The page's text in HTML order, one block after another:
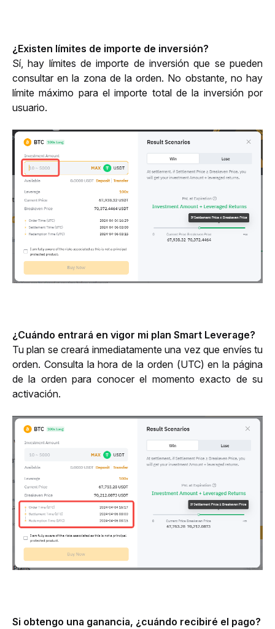
¿Existen límites de importe de inversión?
Sí, hay límites de importe de inversión que se pueden
consultar en la zona de la orden. No obstante, no hay
límite máximo para el importe total de la inversión por
usuario.
¿Cuándo entrará en vigor mi plan Smart Leverage?
Tu plan se creará inmediatamente una vez que envíes tu
orden. Consulta la hora de la orden (UTC) en la página
de la orden para conocer el momento exacto de su
activación.
Si obtengo una ganancia, ¿cuándo recibiré el pago?